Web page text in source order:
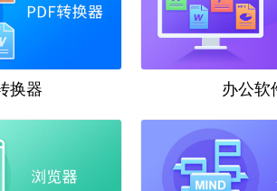
换器 办公软